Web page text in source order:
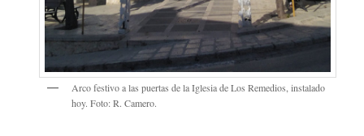
Arco festivo a las puertas de la Iglesia de Los Remedios, instalado
hoy. Foto: R. Camero.